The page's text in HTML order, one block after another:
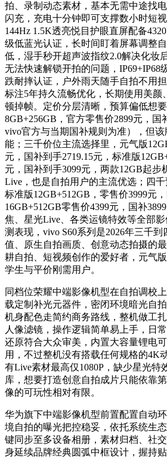
拍、录制动态素材，基本无需中途找
闪充，充电十分钟即可支撑数小时短
144Hz 1.5K透亮悦目护眼直屏配备
级低蓝光认证，长时间盯着屏幕调整
低，湿手秒开超声波指纹2.0解决化妆
无法快速解锁开拍的问题，IP69+IP68
跌耐摔认证，户外雨天随手自拍不用
标注5年持久流畅优化，长期使用美颜
顿掉帧。定价分层清晰，预算偏低想
8GB+256GB，官方零售价2899元，国
vivo官方与当期国补规则为准），但
能；三千价位主流选择里，元气版
元，国补到手2719.15元，标准版
元，国补到手3099元，两款12GB起步
Live，也是自拍用户的主流优选；四
标准版12GB+512GB，零售价3999元
16GB+512GB零售价4399元，国补
焦、星光Live、各类运镜特效等全部
测表现，vivo S60系列是2026年三千
值、原生自拍画质、创意动态拍摄的
耕自拍、短视频创作的爱好者，元气
学生与平价刚需用户。
同档位荣耀中端影像机型在自拍调校
载定制补光元器件，密闭环境暗光自
机身配色走简约商务路线，整机做工
人像滤镜，操作逻辑简单易上手，日
还原符合大众审美，内置大容量锂电
用，不过整机没有搭载任何规格的4K
有Live素材最高仅1080P，缺少星光特
库，想要打造创意自拍成片只能依靠
像的可玩性相对有限。
华为旗下中端影像机型前置配置自动
境自拍的曝光把控稳妥，依托系统生
键同步至多设备相册，素材归档、社
身延续品牌经典圆弧中框设计，握持